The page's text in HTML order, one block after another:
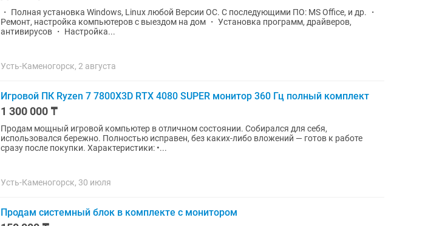
・ Полная установка Windows, Linux любой Версии ОС. С последующими ПО: MS Office, и др. ・
Ремонт, настройка компьютеров с выездом на дом ・ Установка программ, драйверов,
антивирусов ・ Настройка...
Усть-Каменогорск, 2 августа
Игровой ПК Ryzen 7 7800X3D RTX 4080 SUPER монитор 360 Гц полный комплект
1 300 000 ₸
Продам мощный игровой компьютер в отличном состоянии. Собирался для себя,
использовался бережно. Полностью исправен, без каких-либо вложений — готов к работе
сразу после покупки. Характеристики: •...
Усть-Каменогорск, 30 июля
Продам системный блок в комплекте с монитором